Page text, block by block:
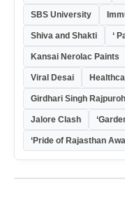
SBS University
Shiva and Shakti ‘
Kansai Nerolac Paints
Viral Desai
Girdhari Singh
Jalore Clash
‘Pride of Rajasthan